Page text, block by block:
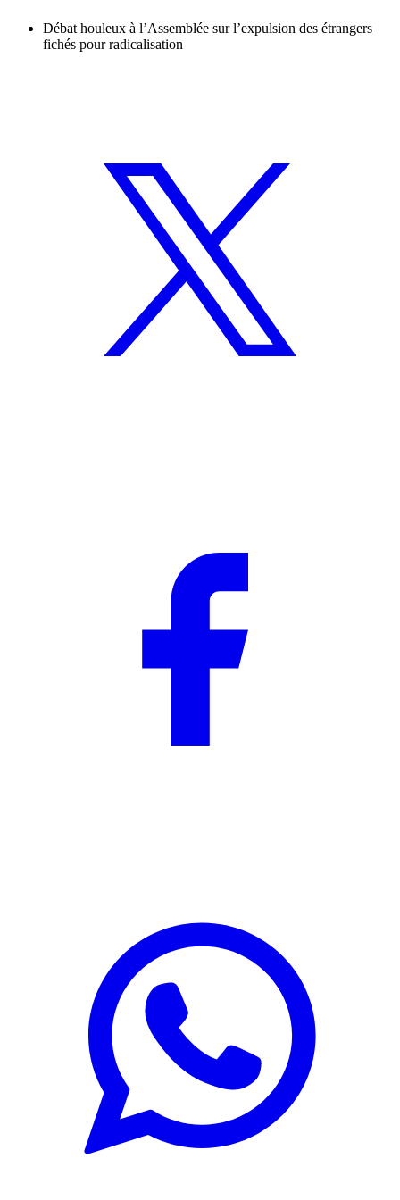
Débat houleux à l’Assemblée sur l’expulsion des étrangers
fichés pour radicalisation